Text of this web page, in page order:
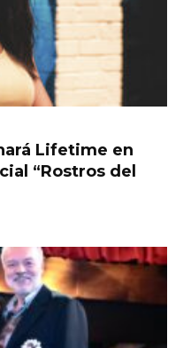
Lifetime en
“Rostros del